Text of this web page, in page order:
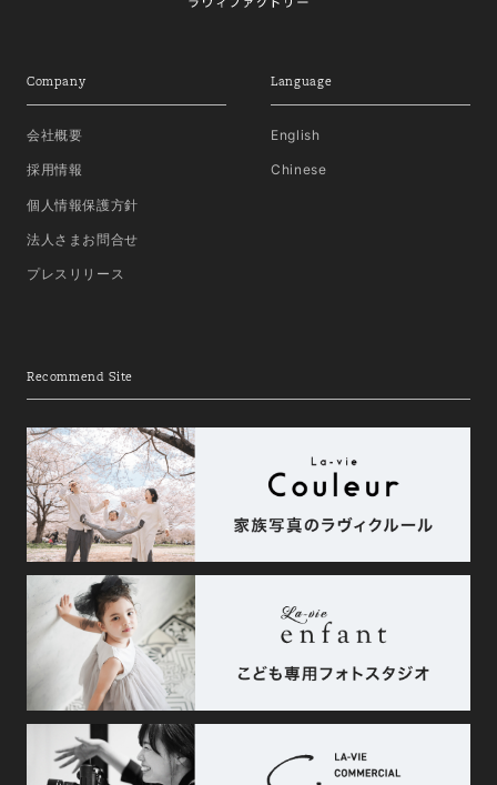
Company
会社概要
採用情報
個人情報保護方針
法人さまお問合せ
プレスリリース
Language
English
Chinese
Recommend Site